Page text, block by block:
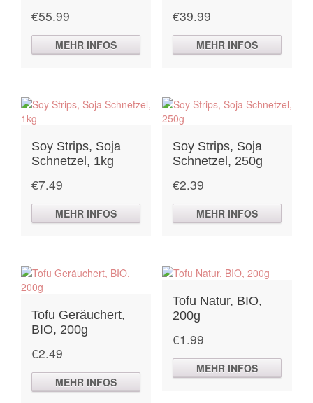
€55.99
MEHR INFOS
€39.99
MEHR INFOS
Soy Strips, Soja
Schnetzel, 1kg
€7.49
MEHR INFOS
Soy Strips, Soja
Schnetzel, 250g
€2.39
MEHR INFOS
Tofu Geräuchert,
BIO, 200g
€2.49
MEHR INFOS
Tofu Natur, BIO,
200g
€1.99
MEHR INFOS